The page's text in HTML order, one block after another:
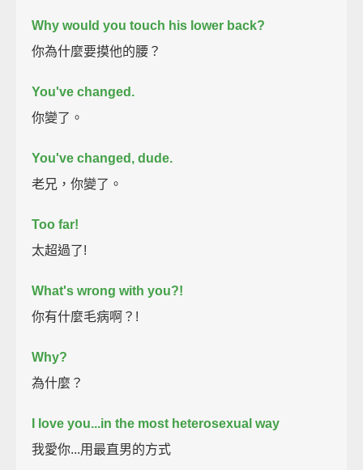
Why would you touch his lower back?
你為什麼要摸他的腰？
You've changed.
你變了。
You've changed, dude.
老兄，你變了。
Too far!
太超過了!
What's wrong with you?!
你有什麼毛病啊？!
Why?
為什麼？
I love you...in the most heterosexual way
我愛你...用最直男的方式